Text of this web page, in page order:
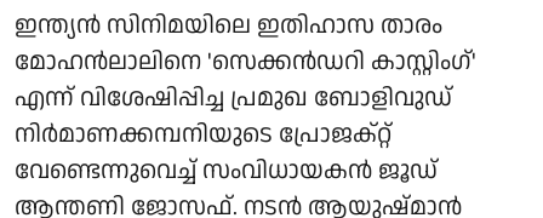
ഇന്ത്യൻ സിനിമയിലെ ഇതിഹാസ താരം
മോഹൻലാലിനെ 'സെക്കൻഡറി കാസ്റ്റിംഗ്'
എന്ന് വിശേഷിപ്പിച്ച പ്രമുഖ ബോളിവുഡ്
നിർമാണക്കമ്പനിയുടെ പ്രോജക്റ്റ്
വേണ്ടെന്നുവെച്ച് സംവിധായകൻ ജൂഡ്
ആന്തണി ജോസഫ്. നടൻ ആയുഷ്മാൻ